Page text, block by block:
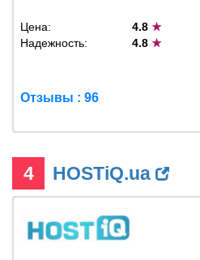
Цена: 4.8★
Надежность:
4.8★
Отзывы : 96
4 HOSTiQ.ua